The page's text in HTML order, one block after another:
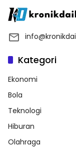
Kategori
Ekonomi
Bola
Teknologi
Hiburan
Olahraga